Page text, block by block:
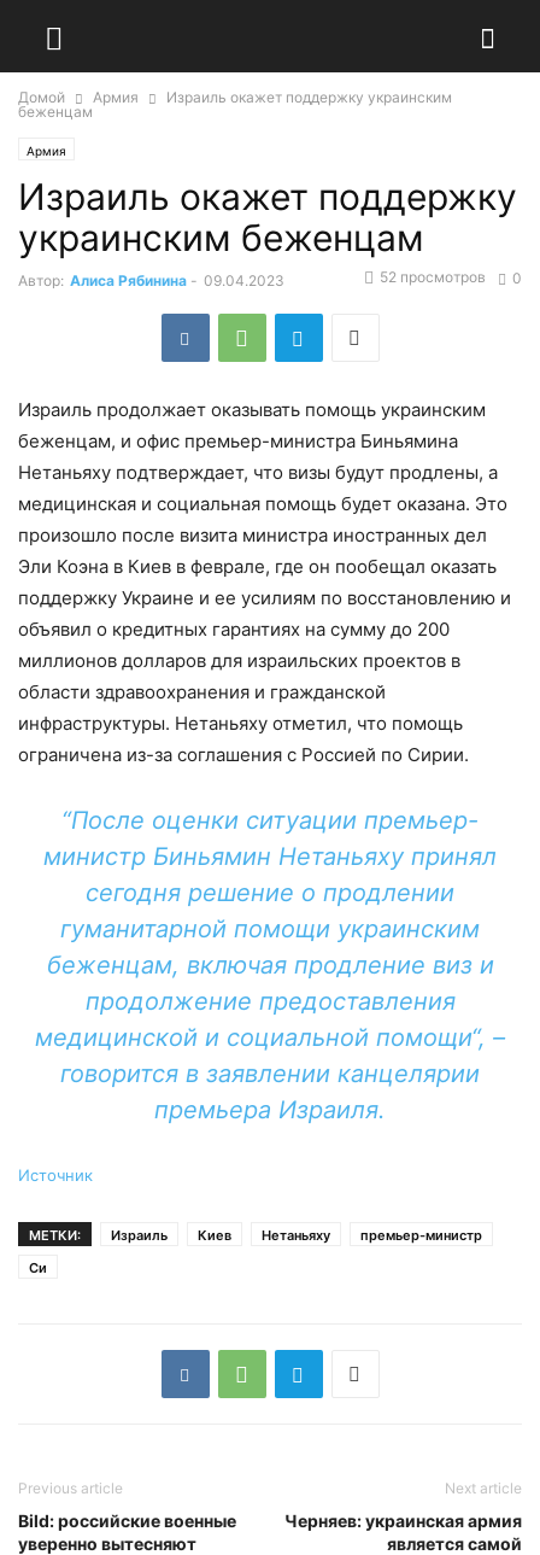
Домой Армия
Израиль окажет поддержку украинским
беженцам
Армия
Израиль окажет поддержку
украинским беженцам
Автор: Алиса Рябинина - 09.04.2023 0
52 просмотров
Израиль продолжает оказывать помощь украинским
беженцам, и офис премьер-министра Биньямина
Нетаньяху подтверждает, что визы будут продлены, а
медицинская и социальная помощь будет оказана. Это
произошло после визита министра иностранных дел
Эли Коэна в Киев в феврале, где он пообещал оказать
поддержку Украине и ее усилиям по восстановлению и
объявил о кредитных гарантиях на сумму до 200
миллионов долларов для израильских проектов в
области здравоохранения и гражданской
инфраструктуры. Нетаньяху отметил, что помощь
ограничена из-за соглашения с Россией по Сирии.
“После оценки ситуации премьер-
министр Биньямин Нетаньяху принял
сегодня решение о продлении
гуманитарной помощи украинским
беженцам, включая продление виз и
продолжение предоставления
медицинской и социальной помощи“, –
говорится в заявлении канцелярии
премьера Израиля.
Источник
МЕТКИ: Израиль Киев Нетаньяху
премьер-министр
Си
Previous article
Bild: российские военные
уверенно вытесняют
Next article
Черняев: украинская армия
является самой